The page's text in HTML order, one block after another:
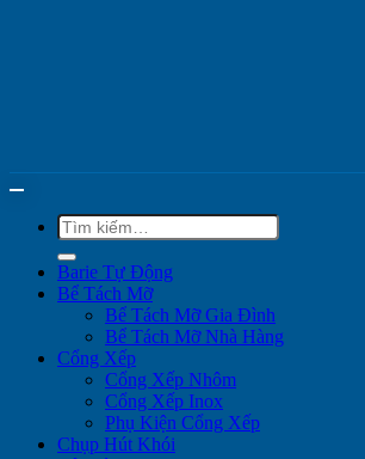
Tìm
kiếm:
Barie Tự Động
Bể Tách Mỡ
Bể Tách Mỡ Gia Đình
Bể Tách Mỡ Nhà Hàng
Cổng Xếp
Cổng Xếp Nhôm
Cổng Xếp Inox
Phụ Kiện Cổng Xếp
Chụp Hút Khói